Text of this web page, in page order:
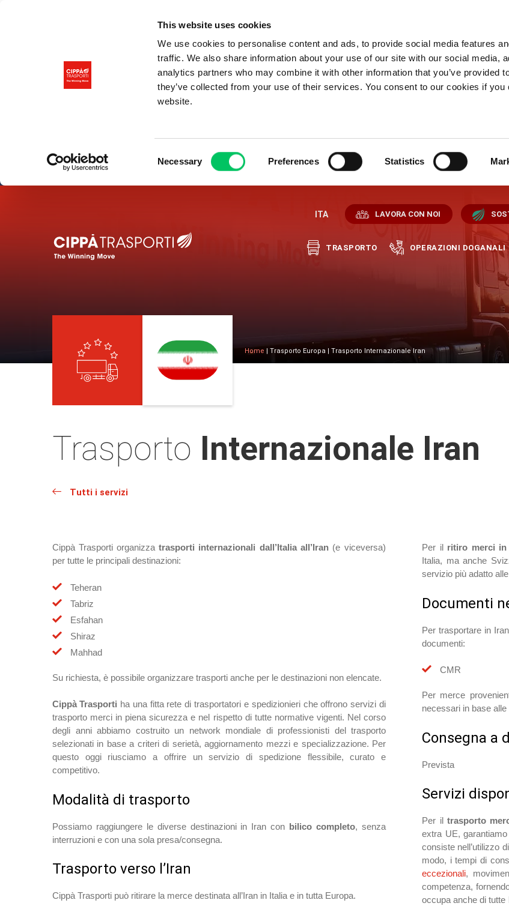
This website uses cookies
We use cookies to personalise content and ads, to provide social media features
traffic. We also share information about your use of our site with our social media,
analytics partners who may combine it with other information that you’ve provided
they’ve collected from your use of their services. You consent to our cookies if you
website.
Necessary Preferences Statistics
ITA LAVORA CON NOI
TRASPORTO OPERAZIONI DOGANALI
Home Trasporto Europa | Trasporto Internazionale Iran
Trasporto Internazionale Iran
Tutti i servizi
Cippà Trasporti organizza trasporti internazionali dall’Italia all’Iran (e viceversa)
per tutte le principali destinazioni:
Teheran
Tabriz
Esfahan
Shiraz
Mahhad
Su richiesta, è possibile organizzare trasporti anche per le destinazioni non elencate.
Cippà Trasporti ha una fitta rete di trasportatori e spedizionieri che offrono servizi di
trasporto merci in piena sicurezza e nel rispetto di tutte normative vigenti. Nel corso
degli anni abbiamo costruito un network mondiale di professionisti del trasporto
selezionati in base a criteri di serietà, aggiornamento mezzi e specializzazione. Per
questo oggi riusciamo a offrire un servizio di spedizione flessibile, curato e
competitivo.
Modalità di trasporto
Possiamo raggiungere le diverse destinazioni in Iran con bilico completo, senza
interruzioni e con una sola presa/consegna.
Trasporto verso l’Iran
Cippà Trasporti può ritirare la merce destinata all’Iran in Italia e in tutta Europa.
Per il ritiro merci in
Italia, ma anche
servizio più adatto
Documenti
Per trasportare in
documenti:
CMR
Per merce
necessari in base
Consegna a
Prevista
Servizi
Per il trasporto
extra UE,
consiste nell’utilizzo
modo, i tempi di
eccezionali,
competenza,
occupa anche di tutte